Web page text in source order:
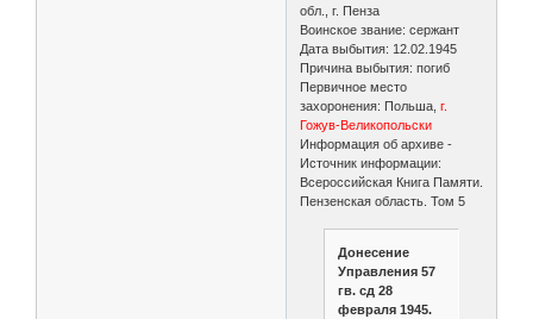
обл., г. Пенза
Воинское звание: сержант
Дата выбытия: 12.02.1945
Причина выбытия: погиб
Первичное место
захоронения: Польша,г.
Гожув-Великопольски
Информация об архиве -
Источник информации:
Всероссийская Книга Памяти.
Пензенская область. Том 5
Донесение
Управления 57
гв. сд 28
февраля 1945.